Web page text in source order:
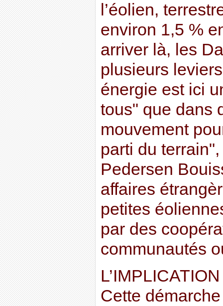
l’éolien,
environ 1,5 %
arriver là, les
plusieurs
énergie est ici
tous" que dans
mouvement
parti du
Pedersen
affaires
petites
par des
communautés
Cette